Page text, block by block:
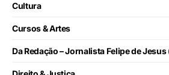
Cultura
Cursos & Artes
Da Redação – Jornalista Felipe de